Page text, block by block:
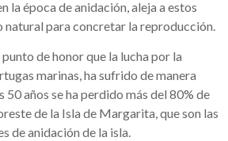
la época de anidación, aleja a estos
natural para concretar la reproducción.
de honor que la lucha por la
marinas, ha sufrido de manera
años se ha perdido más del 80% de
de la Isla de Margarita, que son las
de anidación de la isla.